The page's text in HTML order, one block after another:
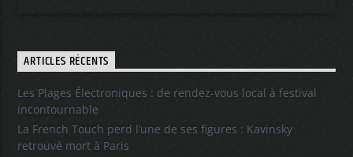
ARTICLES RÉCENTS
Les Plages Électroniques : de rendez-vous local à festival
incontournable
La French Touch perd l’une de ses figures : Kavinsky
retrouvé mort à Paris